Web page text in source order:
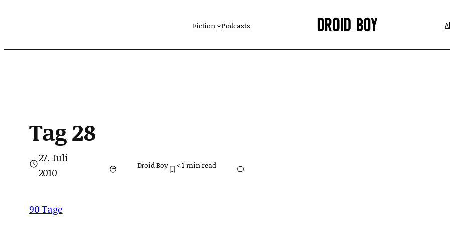
Fiction Podcasts
Tag 28
27. Juli
2010
Droid Boy < 1min read
90 Tage